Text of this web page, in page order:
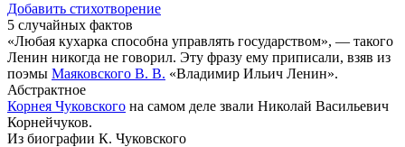
Добавить стихотворение
5 случайных фактов
«Любая кухарка способна управлять государством», — такого
Ленин никогда не говорил. Эту фразу ему приписали, взяв из
поэмы Маяковского В. В. «Владимир Ильич Ленин».
Абстрактное
Корнея Чуковского на самом деле звали Николай Васильевич
Корнейчуков.
Из биографии К. Чуковского